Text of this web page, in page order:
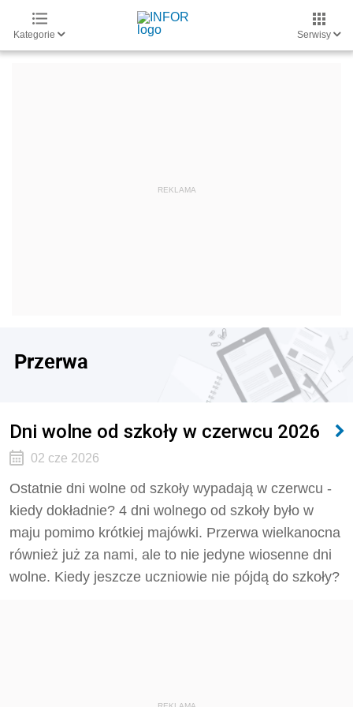
Kategorie Serwisy
Przerwa
Dni wolne od szkoły w czerwcu 2026
02 cze 2026
Ostatnie dni wolne od szkoły wypadają w czerwcu -
kiedy dokładnie? 4 dni wolnego od szkoły było w
maju pomimo krótkiej majówki. Przerwa wielkanocna
również już za nami, ale to nie jedyne wiosenne dni
wolne. Kiedy jeszcze uczniowie nie pójdą do szkoły?